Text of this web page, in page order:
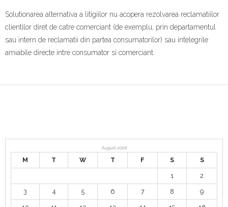
Solutionarea alternativa a litigiilor nu acopera rezolvarea reclamatiilor
clientilor diret de catre comerciant (de exemplu, prin departamentul
sau intern de reclamatii din partea consumatorilor) sau intelegrile
amiabile directe intre consumator si comerciant.
August 2026
M T W T F S S
1 2
3 4 5 6 7 8 9